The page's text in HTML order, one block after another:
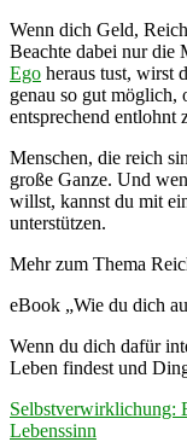
Wenn dich Geld,
Beachte dabei nur die
Ego heraus tust, wirst
genau so gut möglich,
entsprechend entlohnt
Menschen, die reich
große Ganze. Und
willst, kannst du mit
unterstützen.
Mehr zum Thema
eBook „Wie du dich
Wenn du dich dafür
Leben findest und
Selbstverwirklichung:
Lebenssinn